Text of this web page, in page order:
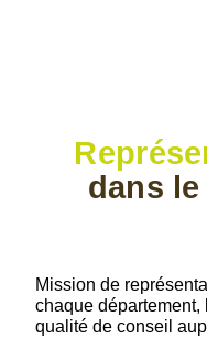
dans
Mission de
chaque
qualité de conseil